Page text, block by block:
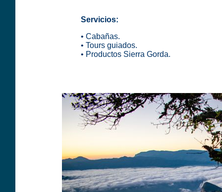
Servicios:
• Cabañas.
• Tours guiados.
• Productos Sierra Gorda.